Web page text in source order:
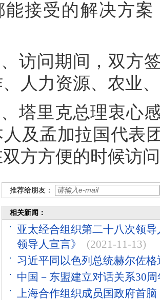
能接受的解决方
访问期间，双方
、人力资源、农业
塔里克总理衷心
及孟加拉国代表
方方便的时候访
推荐给朋友：
相关新闻：
亚太经合组织第二十八次领
领导人宣言》
(2021-11-13)
习近平同以色列总统赫尔佐格
中国－东盟建立对话关系30
上海合作组织成员国政府首